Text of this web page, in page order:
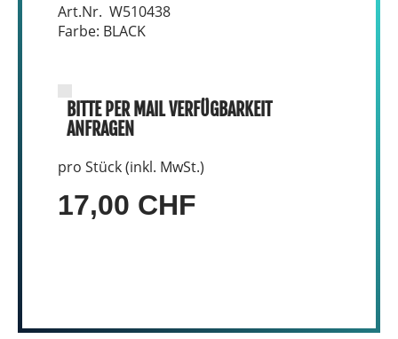
Art.Nr. W510438
Farbe: BLACK
BITTE PER MAIL VERFÜGBARKEIT
ANFRAGEN
pro Stück (inkl. MwSt.)
17,00 CHF